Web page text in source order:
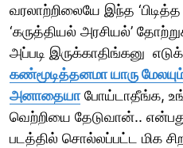
வரலாற்றிலையே இந்த
‘கருத்தியல் அரசியல்’
அப்படி இருக்காதிங்கனு
கண்மூடித்தனமா யாரு
அனாதையாபோய்டாதீங்க,
வெற்றியை தேடுவான்..
படத்தில் சொல்லப்பட்ட மிக